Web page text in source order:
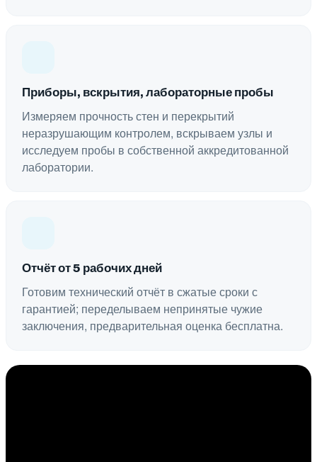
Приборы, вскрытия, лабораторные пробы
Измеряем прочность стен и перекрытий
неразрушающим контролем, вскрываем узлы и
исследуем пробы в собственной аккредитованной
лаборатории.
Отчёт от 5 рабочих дней
Готовим технический отчёт в сжатые сроки с
гарантией; переделываем непринятые чужие
заключения, предварительная оценка бесплатна.